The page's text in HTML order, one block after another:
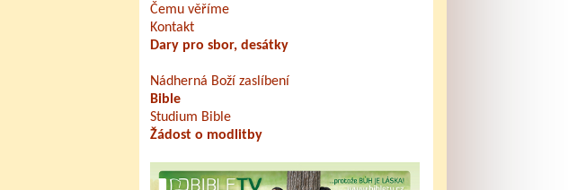
Čemu věříme
Kontakt
Dary pro sbor, desátky
Nádherná Boží zaslíbení
Bible
Studium Bible
Žádost o modlitby